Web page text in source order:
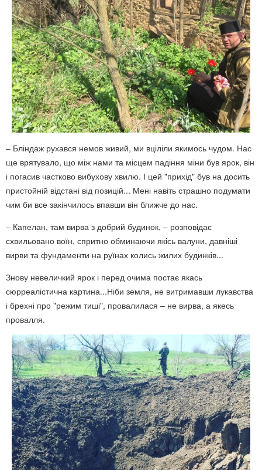
– Бліндаж рухався немов живий, ми вціліли якимось чудом. Нас
ще врятувало, що між нами та місцем падіння міни був ярок, він
і погасив частково вибухову хвилю. І цей "прихід" був на досить
пристойній відстані від позицій... Мені навіть страшно подумати
чим би все закінчилось впавши він ближче до нас.
– Капелан, там вирва з добрий будинок, – розповідає
схвильовано воїн, спритно обминаючи якісь валуни, давніші
вирви та фундаменти на руїнах колись жилих будинків...
Знову невеличкий ярок і перед очима постає якась
сюрреалістична картина...Ніби земля, не витримавши лукавства
і брехні про "режим тиші", провалилася – не вирва, а якесь
провалля.